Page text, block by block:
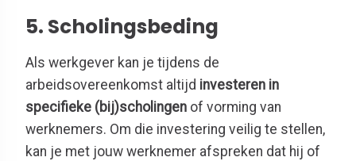
5. Scholingsbeding
Als werkgever kan je tijdens de
arbeidsovereenkomst altijd investeren in
specifieke (bij)scholingen of vorming van
werknemers. Om die investering veilig te stellen,
kan je met jouw werknemer afspreken dat hij of